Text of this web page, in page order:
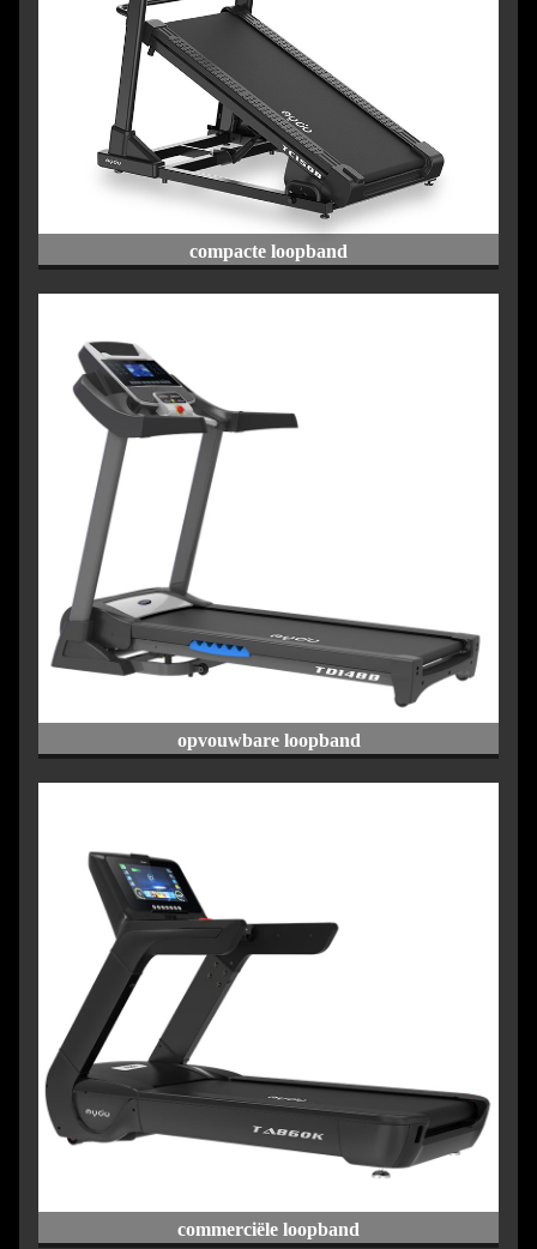
compacte loopband
opvouwbare loopband
commerciële loopband